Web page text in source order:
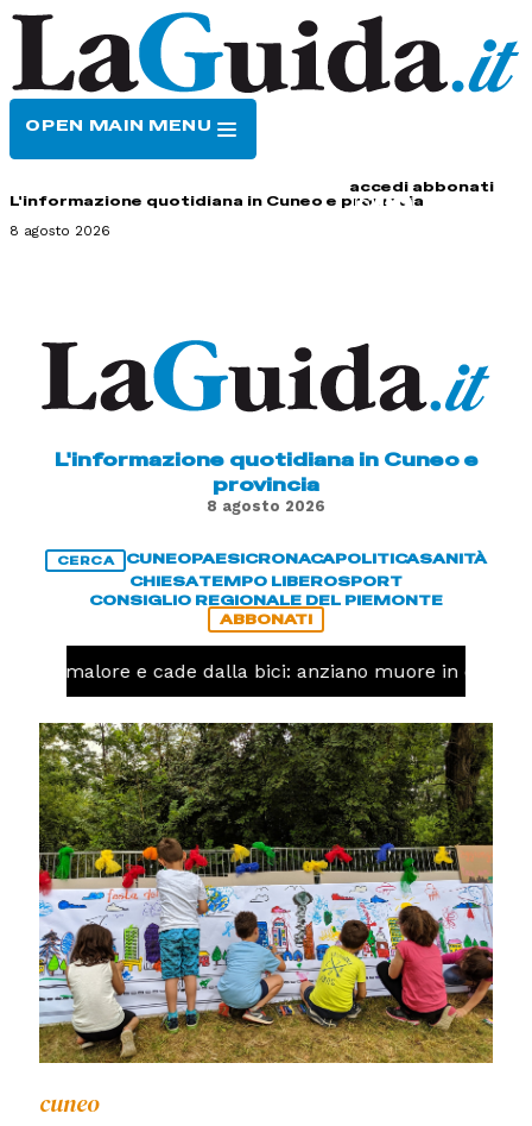
OPEN MAIN MENU
accedi abbonati
L'informazione quotidiana in Cuneo e provincia
8 agosto 2026
L'informazione quotidiana in Cuneo e
provincia
8 agosto 2026
CERCA CUNEOPAESICRONACAPOLITICASANITÀ
CHIESATEMPO LIBEROSPORT
CONSIGLIO REGIONALE DEL PIEMONTE
ABBONATI
un malore e cade dalla bici: anziano muore in corso
cuneo